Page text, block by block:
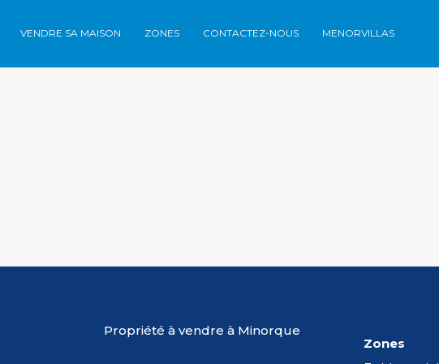
Nos propriétés Vendre sa maison Zones Contactez-nous
VENDRE SA MAISON ZONES CONTACTEZ-NOUS MENORVILLAS
Propriété à vendre à Minorque
Zones